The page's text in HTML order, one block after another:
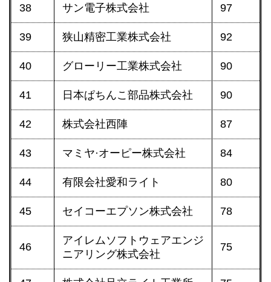
38 サン電子株式会社 97
39 狭山精密工業株式会社 92
40 グローリー工業株式会社 90
41 日本ぱちんこ部品株式会社 90
42 株式会社西陣 87
43 マミヤ·オーピー株式会社 84
44 有限会社愛和ライト 80
45 セイコーエプソン株式会社 78
46
アイレムソフトウェアエンジ
ニアリング株式会社
75